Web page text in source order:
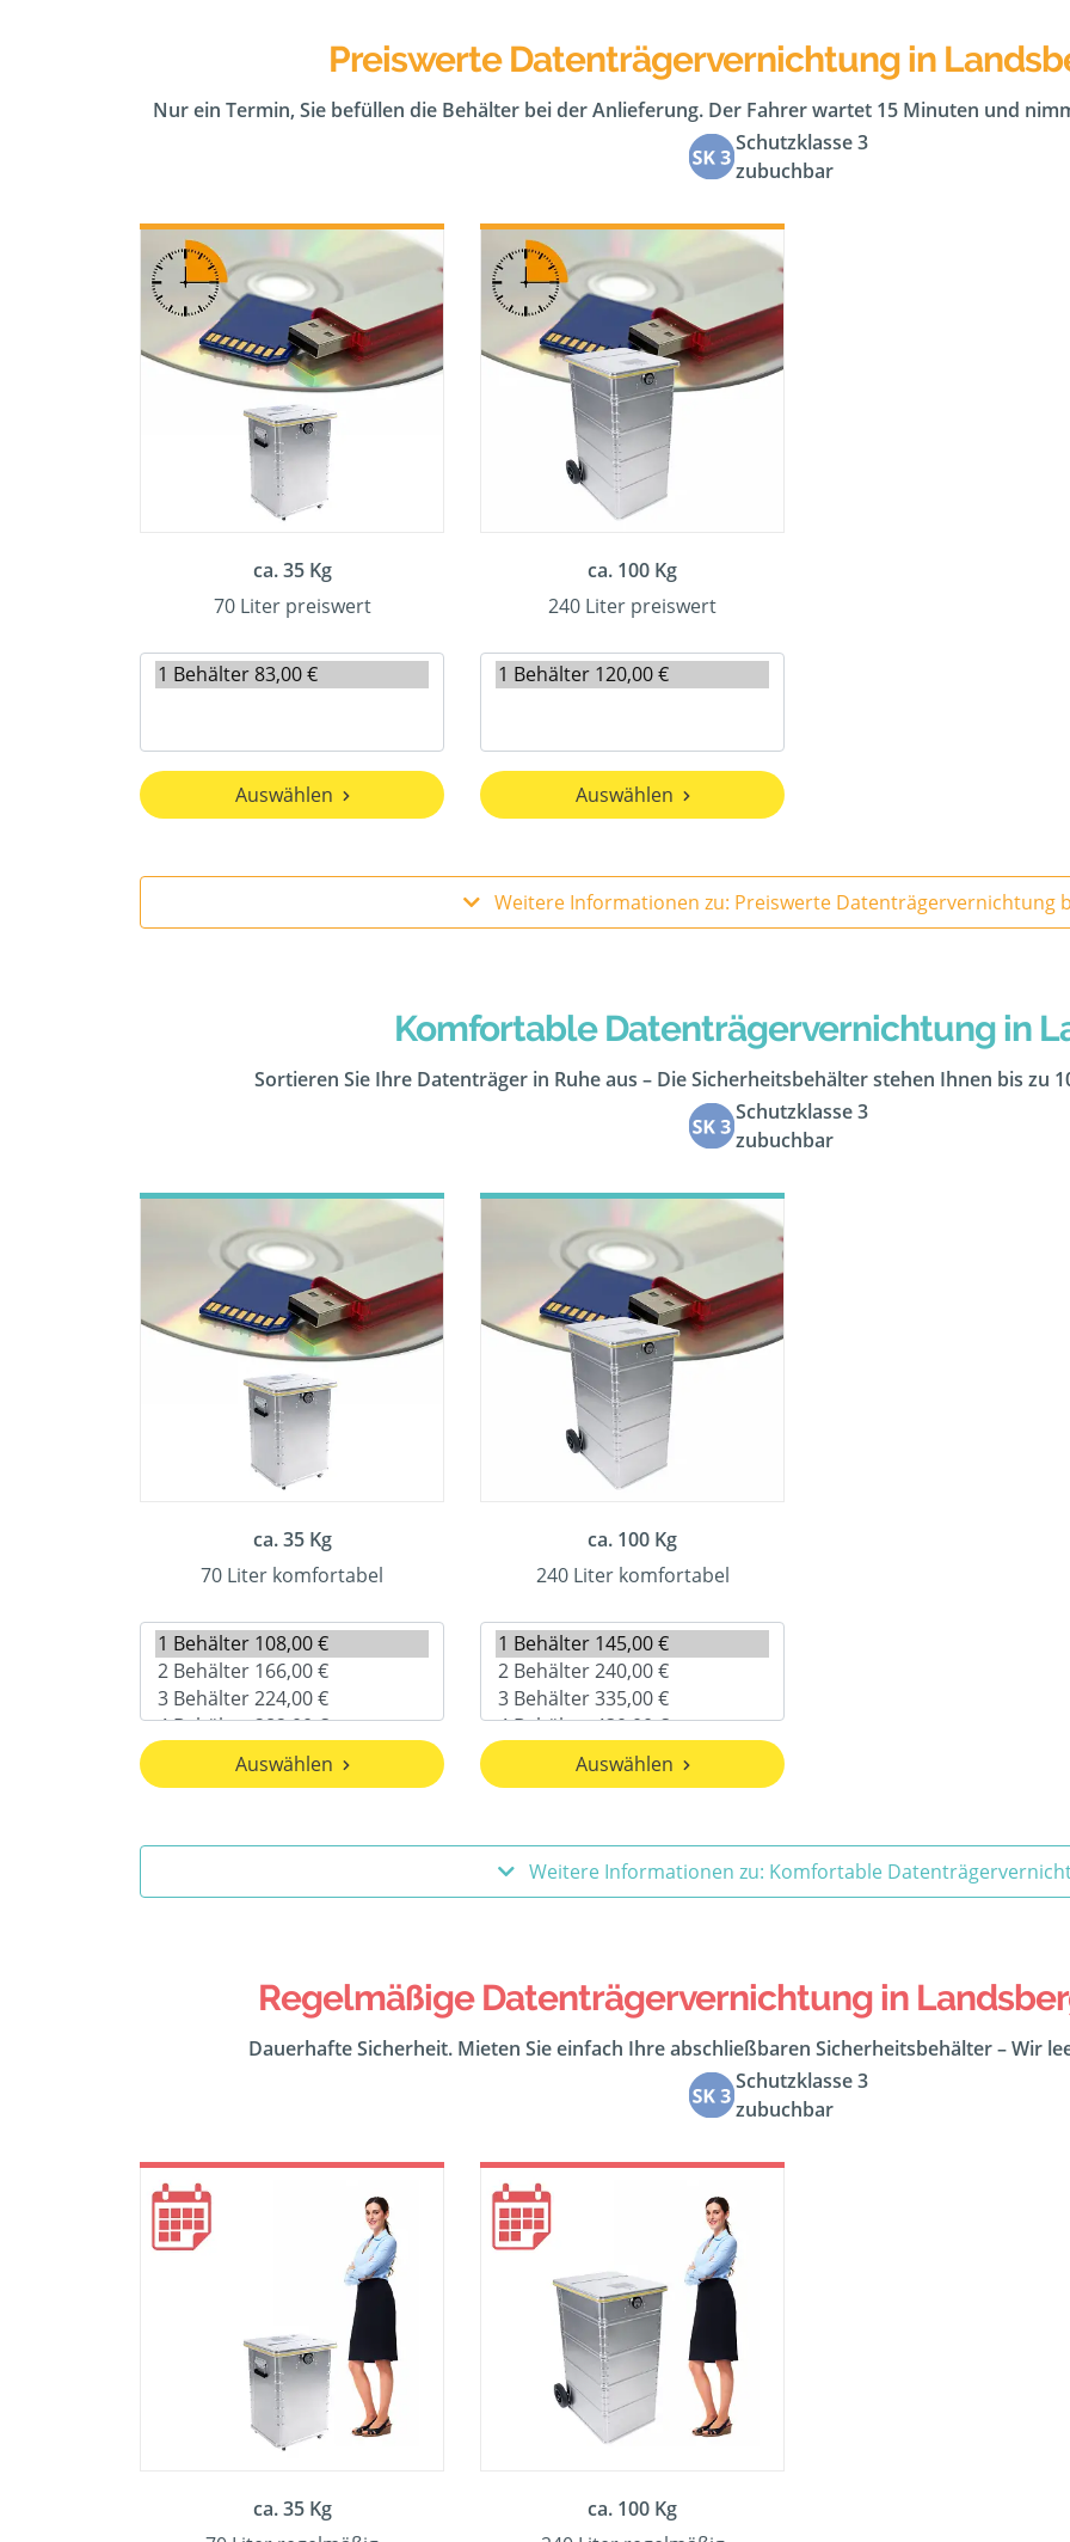
Preiswerte Datenträgervernichtung in
Nur ein Termin, Sie befüllen die Behälter bei der Anlieferung. Der Fahrer wartet 15 Minuten und
Schutzklasse 3
zubuchbar
ca. 35 Kg
70 Liter preiswert
Auswählen
ca. 100 Kg
240 Liter preiswert
Auswählen
Komfortable Datenträgervernichtung in
Sortieren Sie Ihre Datenträger in Ruhe aus – Die Sicherheitsbehälter stehen Ihnen bis zu
Schutzklasse 3
zubuchbar
ca. 35 Kg
70 Liter komfortabel
Auswählen
ca. 100 Kg
240 Liter komfortabel
Auswählen
Weitere Informationen zu: Komfortable
Regelmäßige Datenträgervernichtung in
Dauerhafte Sicherheit. Mieten Sie einfach Ihre abschließbaren Sicherheitsbehälter – Wir
Schutzklasse 3
zubuchbar
ca. 35 Kg
ca. 100 Kg